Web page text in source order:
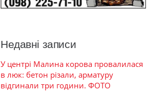
Недавні записи
У центрі Малина корова провалилася
в люк: бетон різали, арматуру
відгинали три години. ФОТО